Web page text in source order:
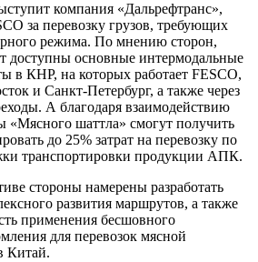
компания «Дальрефтранс»,
за перевозку грузов, требующих
режима. По мнению сторон,
доступны основные интермодальные
в КНР, на которых работает FESCO,
и Санкт-Петербург, а также через
А благодаря взаимодействию
шаттла» смогут получить
до 25% затрат на перевозку по
транспортировки продукции АПК.
стороны намерены разработать
развития маршрутов, а также
применения бесшовного
для перевозок мясной
Китай.